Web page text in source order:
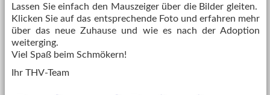
Lassen Sie einfach den Mauszeiger über die Bilder gleiten.
Klicken Sie auf das entsprechende Foto und erfahren mehr
über das neue Zuhause und wie es nach der Adoption
weiterging.
Viel Spaß beim Schmökern!
Ihr THV-Team